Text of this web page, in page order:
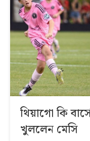
থিয়াগো কি
খুললেন মেসি